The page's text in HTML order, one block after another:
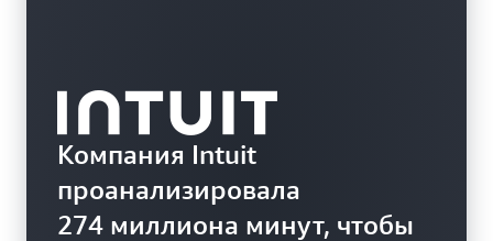
Компания Intuit
проанализировала
274 миллиона минут, чтобы